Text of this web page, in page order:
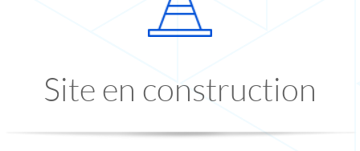
Site en construction